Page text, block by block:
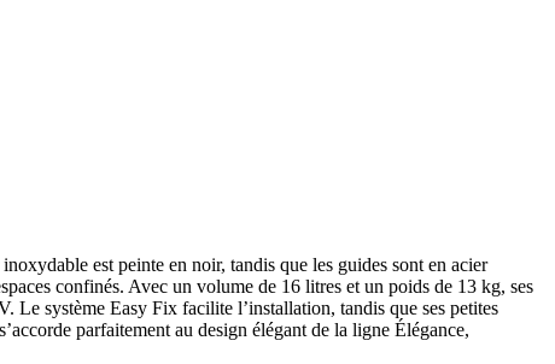
est peinte en noir, tandis que les guides sont en acier
confinés. Avec un volume de 16 litres et un poids de 13 kg, ses
système Easy Fix facilite l’installation, tandis que ses petites
parfaitement au design élégant de la ligne Élégance,